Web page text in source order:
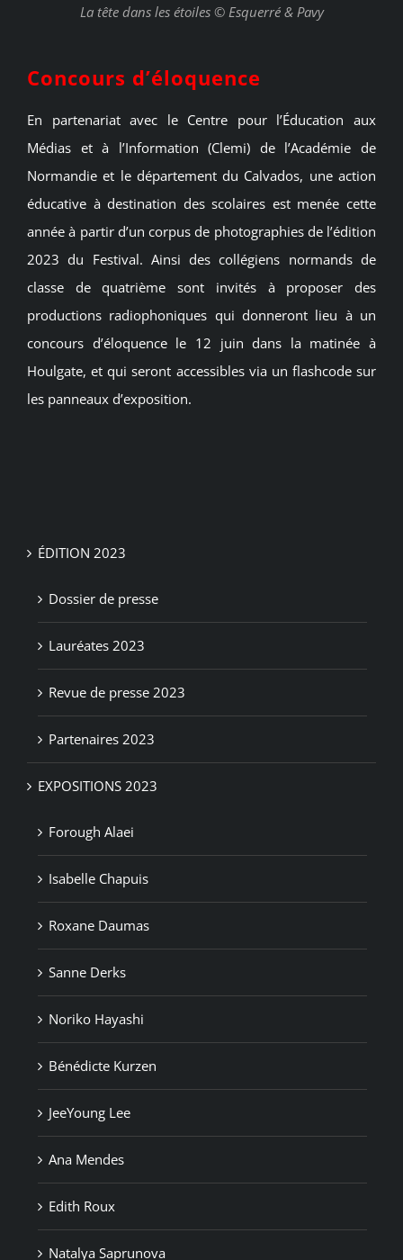
La tête dans les étoiles © Esquerré & Pavy
Concours d’éloquence
En partenariat avec le Centre pour l’Éducation aux
Médias et à l’Information (Clemi) de l’Académie de
Normandie et le département du Calvados, une action
éducative à destination des scolaires est menée cette
année à partir d’un corpus de photographies de l’édition
2023 du Festival. Ainsi des collégiens normands de
classe de quatrième sont invités à proposer des
productions radiophoniques qui donneront lieu à un
concours d’éloquence le 12 juin dans la matinée à
Houlgate, et qui seront accessibles via un flashcode sur
les panneaux d’exposition.
ÉDITION 2023
Dossier de presse
Lauréates 2023
Revue de presse 2023
Partenaires 2023
EXPOSITIONS 2023
Forough Alaei
Isabelle Chapuis
Roxane Daumas
Sanne Derks
Noriko Hayashi
Bénédicte Kurzen
JeeYoung Lee
Ana Mendes
Edith Roux
Natalya Saprunova